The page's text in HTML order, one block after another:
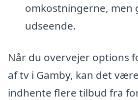
omkostningerne,
udseende.
Når du overvejer options
af tv i Gamby, kan det
indhente flere tilbud fra